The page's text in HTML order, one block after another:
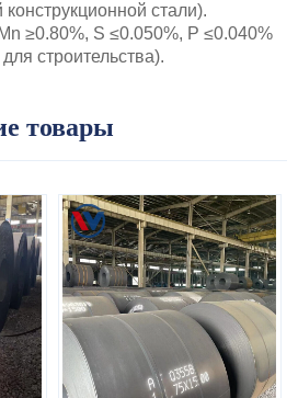
стали).
≥0.80%, S ≤0.050%, P ≤0.040%
строительства).
товары